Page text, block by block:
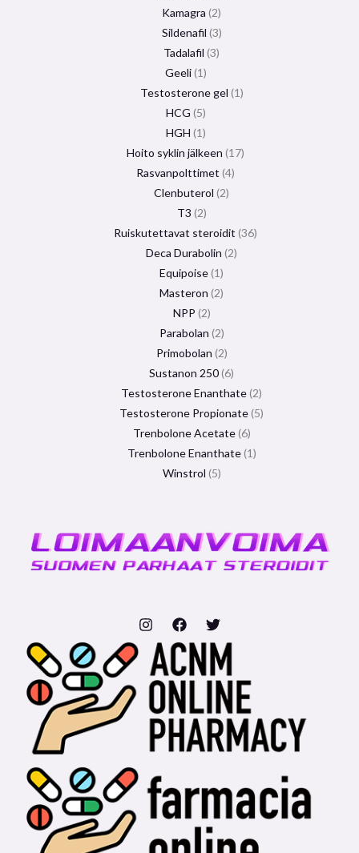
Kamagra 2
Sildenafil 3
Tadalafil 3
Geeli 1
Testosterone gel 1
HCG 5
HGH 1
Hoito syklin jälkeen 17
Rasvanpolttimet 4
Clenbuterol 2
T3 2
Ruiskutettavat steroidit 36
Deca Durabolin 2
Equipoise 1
Masteron 2
NPP 2
Parabolan 2
Primobolan 2
Sustanon 250 6
Testosterone Enanthate 2
Testosterone Propionate 5
Trenbolone Acetate 6
Trenbolone Enanthate 1
Winstrol 5